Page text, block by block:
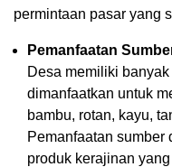
permintaan pasar yang
Pemanfaatan
Desa memiliki
dimanfaatkan untuk
bambu, rotan, kayu,
Pemanfaatan sumber
produk kerajinan